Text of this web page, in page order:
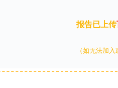
报告已上传
（如无法加